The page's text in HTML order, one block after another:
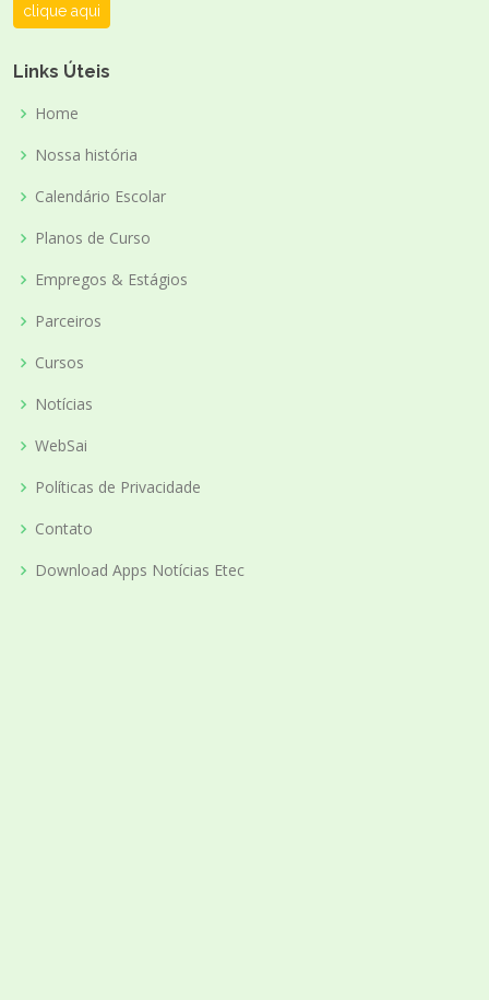
clique aqui
Links Úteis
Home
Nossa história
Calendário Escolar
Planos de Curso
Empregos & Estágios
Parceiros
Cursos
Notícias
WebSai
Políticas de Privacidade
Contato
Download Apps Notícias Etec